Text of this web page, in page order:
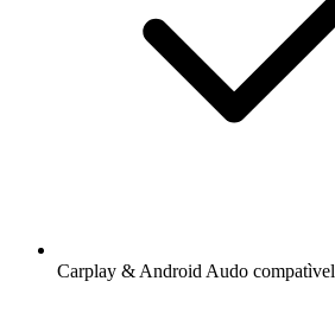
Carplay & Android Audo compatìvel